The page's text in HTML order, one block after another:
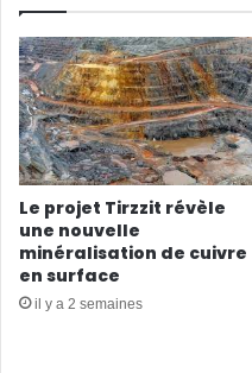
Le projet Tirzzit révèle
une nouvelle
minéralisation de cuivre
en surface
il y a 2 semaines